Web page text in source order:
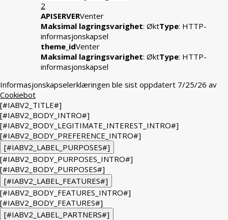
2
APISERVERVenter
Maksimal lagringsvarighet: ØktType: HTTP-
informasjonskapsel
theme_idVenter
Maksimal lagringsvarighet: ØktType: HTTP-
informasjonskapsel
Informasjonskapselerklæringen ble sist oppdatert 7/25/26 av
Cookiebot
[#IABV2_TITLE#]
[#IABV2_BODY_INTRO#]
[#IABV2_BODY_LEGITIMATE_INTEREST_INTRO#]
[#IABV2_BODY_PREFERENCE_INTRO#]
[#IABV2_LABEL_PURPOSES#]
[#IABV2_BODY_PURPOSES_INTRO#]
[#IABV2_BODY_PURPOSES#]
[#IABV2_LABEL_FEATURES#]
[#IABV2_BODY_FEATURES_INTRO#]
[#IABV2_BODY_FEATURES#]
[#IABV2_LABEL_PARTNERS#]